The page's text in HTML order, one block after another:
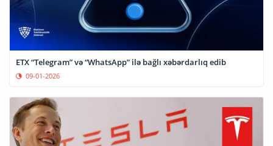
ETX “Telegram” və “WhatsApp” ilə bağlı xəbərdarlıq edib
09-01-2026